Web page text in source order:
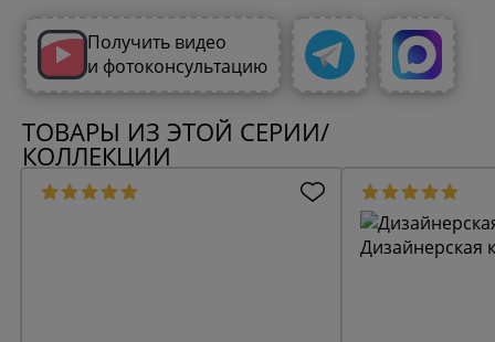
Получить видео
и фотоконсультацию
ТОВАРЫ ИЗ ЭТОЙ СЕРИИ/
КОЛЛЕКЦИИ
Дизайнерская